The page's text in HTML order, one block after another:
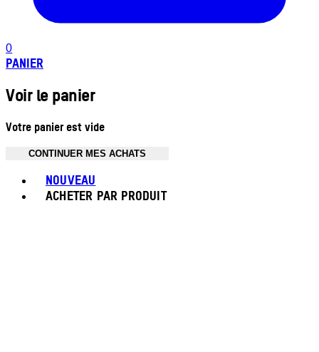
0
PANIER
Voir le panier
Votre panier est vide
CONTINUER MES ACHATS
NOUVEAU
ACHETER PAR PRODUIT